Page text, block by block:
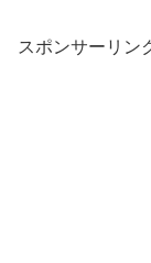
スポンサーリン